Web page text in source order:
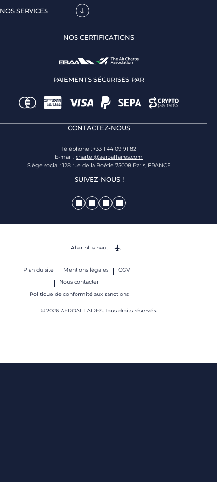
NOS SERVICES
NOS CERTIFICATIONS
PAIEMENTS SÉCURISÉS PAR
CONTACTEZ-NOUS
Téléphone : +33 1 44 09 91 82
E-mail : charter@aeroaffaires.com
Siège social : 128 rue de la Boétie 75008 Paris, FRANCE
SUIVEZ-NOUS !
Plan du site Mentions légales
CGV
Nous contacter
Politique de conformité aux sanctions
© 2026 AEROAFFAIRES. Tous droits réservés.
Aller plus haut